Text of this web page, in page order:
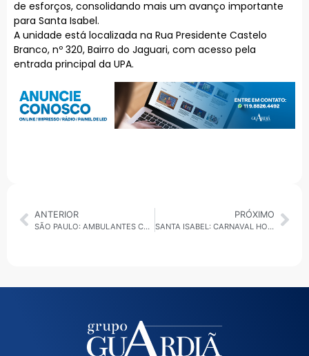
de esforços, consolidando mais um avanço importante
para Santa Isabel.
A unidade está localizada na Rua Presidente Castelo
Branco, nº 320, Bairro do Jaguari, com acesso pela
entrada principal da UPA.
ANTERIOR
SÃO PAULO: AMBULANTES CREDENCIADOS PARA O CARNAVAL DE RUA 2026 RECEBEM KITS E INICIAM TREINAMENTO NA CAPITAL
PRÓXIMO
SANTA ISABEL: CARNAVAL HOMERIA BAIANA 2026 REFORÇA TRADIÇÃO, MEMÓRIA E CULTURA POPULAR DA CIDADE